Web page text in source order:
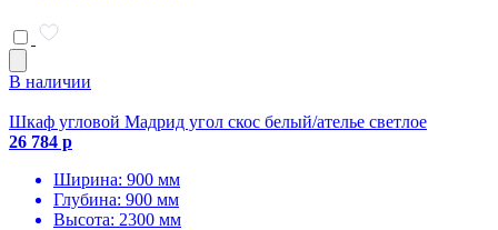
В наличии
Шкаф угловой Мадрид угол скос белый/ателье светлое
26 784 р
Ширина: 900 мм
Глубина: 900 мм
Высота: 2300 мм